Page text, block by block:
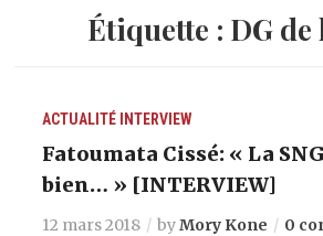
Étiquette : DG de
ACTUALITÉ INTERVIEW
Fatoumata Cissé: « La
bien… » [INTERVIEW]
12 mars 2018 byMory Kone 0